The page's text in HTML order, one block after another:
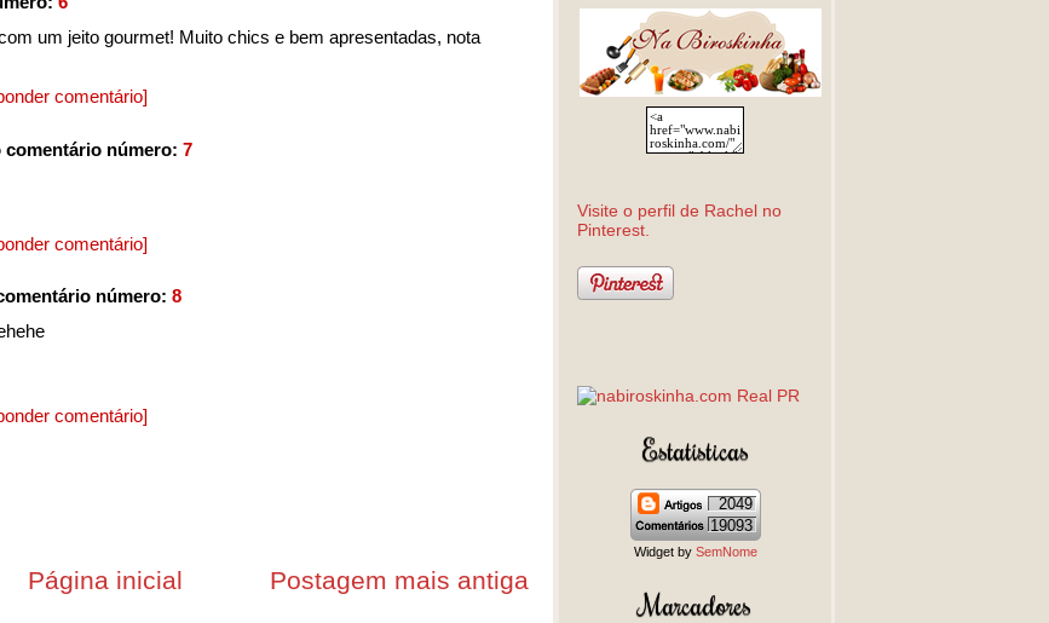
um jeito gourmet! Muito chics e bem apresentadas, nota
comentário]
número: 7
comentário]
número: 8
comentário]
Postagem mais antiga
Página inicial
Visite o perfil de Rachel no
Pinterest.
Estatísticas
2049
19093
Widget by SemNome
Marcadores